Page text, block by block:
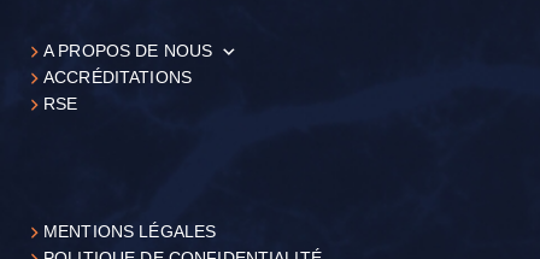
A PROPOS DE NOUS
ACCRÉDITATIONS
RSE
MENTIONS LÉGALES